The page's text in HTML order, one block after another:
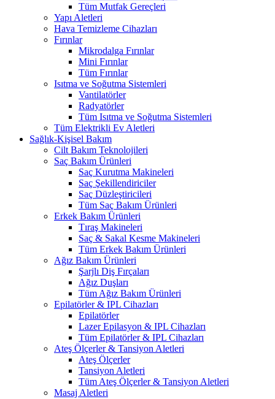
Tüm Mutfak Gereçleri
Yapı Aletleri
Hava Temizleme Cihazları
Fırınlar
Mikrodalga Fırınlar
Mini Fırınlar
Tüm Fırınlar
Isıtma ve Soğutma Sistemleri
Vantilatörler
Radyatörler
Tüm Isıtma ve Soğutma Sistemleri
Tüm Elektrikli Ev Aletleri
Sağlık-Kişisel Bakım
Cilt Bakım Teknolojileri
Saç Bakım Ürünleri
Saç Kurutma Makineleri
Saç Şekillendiriciler
Saç Düzleştiricileri
Tüm Saç Bakım Ürünleri
Erkek Bakım Ürünleri
Tıraş Makineleri
Saç & Sakal Kesme Makineleri
Tüm Erkek Bakım Ürünleri
Ağız Bakım Ürünleri
Şarjlı Diş Fırçaları
Ağız Duşları
Tüm Ağız Bakım Ürünleri
Epilatörler & IPL Cihazları
Epilatörler
Lazer Epilasyon & IPL Cihazları
Tüm Epilatörler & IPL Cihazları
Ateş Ölçerler & Tansiyon Aletleri
Ateş Ölçerler
Tansiyon Aletleri
Tüm Ateş Ölçerler & Tansiyon Aletleri
Masaj Aletleri